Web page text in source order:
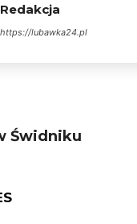
Redakcja
https://lubawka24.pl
Świdniku